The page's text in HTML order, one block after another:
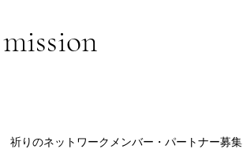
祈りのネットワークメンバー・パートナー募集